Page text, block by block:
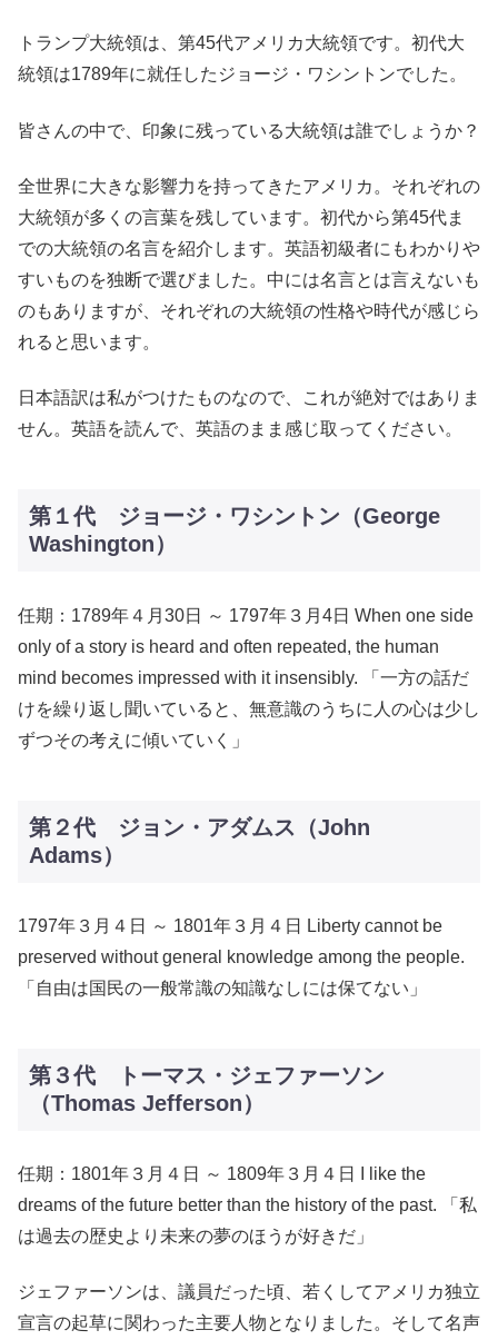
トランプ大統領は、第45代アメリカ大統領です。初代大
統領は1789年に就任したジョージ・ワシントンでした。
皆さんの中で、印象に残っている大統領は誰でしょうか？
全世界に大きな影響力を持ってきたアメリカ。それぞれの
大統領が多くの言葉を残しています。初代から第45代ま
での大統領の名言を紹介します。英語初級者にもわかりや
すいものを独断で選びました。中には名言とは言えないも
のもありますが、それぞれの大統領の性格や時代が感じら
れると思います。
日本語訳は私がつけたものなので、これが絶対ではありま
せん。英語を読んで、英語のまま感じ取ってください。
第１代 ジョージ・ワシントン（George
Washington）
任期：1789年４月30日 ～ 1797年３月4日 When one side
only of a story is heard and often repeated, the human
mind becomes impressed with it insensibly. 「一方の話だ
けを繰り返し聞いていると、無意識のうちに人の心は少し
ずつその考えに傾いていく」
第２代 ジョン・アダムス（John
Adams）
1797年３月４日 ～ 1801年３月４日 Liberty cannot be
preserved without general knowledge among the people.
「自由は国民の一般常識の知識なしには保てない」
第３代 トーマス・ジェファーソン
（Thomas Jefferson）
任期：1801年３月４日 ～ 1809年３月４日 I like the
dreams of the future better than the history of the past. 「私
は過去の歴史より未来の夢のほうが好きだ」
ジェファーソンは、議員だった頃、若くしてアメリカ独立
宣言の起草に関わった主要人物となりました。そして名声